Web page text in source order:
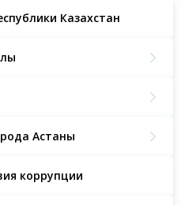
Казахстан
Астаны
коррупции